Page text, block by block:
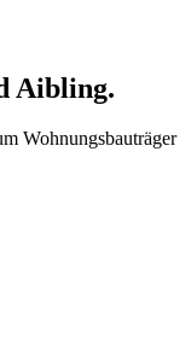
Aibling.
Wohnungsbauträger